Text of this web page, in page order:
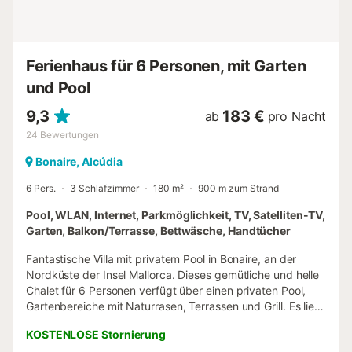
Ferienhaus für 6 Personen, mit Garten
und Pool
9,3
24 Bewertungen
ab 183 € pro Nacht
Bonaire, Alcúdia
6 Pers. 3 Schlafzimmer 180 m² 900 m zum Strand
Pool, WLAN, Internet, Parkmöglichkeit, TV, Satelliten-TV,
Garten, Balkon/Terrasse, Bettwäsche, Handtücher
Fantastische Villa mit privatem Pool in Bonaire, an der
Nordküste der Insel Mallorca. Dieses gemütliche und helle
Chalet für 6 Personen verfügt über einen privaten Pool,
Gartenbereiche mit Naturrasen, Terrassen und Grill. Es liegt
Meeres. Das Haus ist in zwei Höhen unterteilt. Im
KOSTENLOSE Stornierung